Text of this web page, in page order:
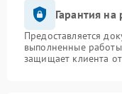
Гарантия на
Предоставляется
выполненные
защищает клиента